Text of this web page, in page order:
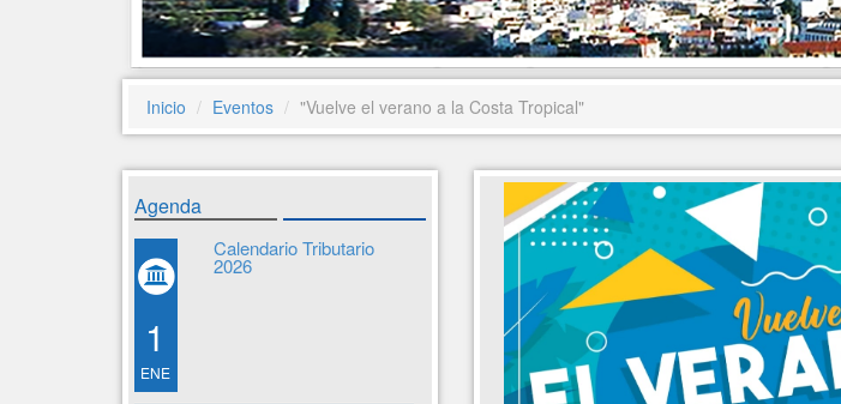
Inicio Eventos "Vuelve el verano a la Costa Tropical"
Agenda
1
ENE
Calendario Tributario
2026